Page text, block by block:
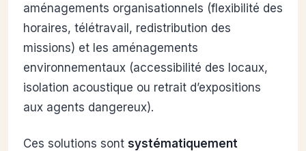
aménagements organisationnels (flexibilité des
horaires, télétravail, redistribution des
missions) et les aménagements
environnementaux (accessibilité des locaux,
isolation acoustique ou retrait d’expositions
aux agents dangereux).
Ces solutions sont systématiquement